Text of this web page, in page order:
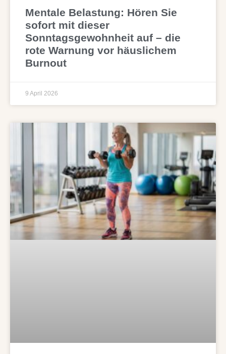
Mentale Belastung: Hören Sie
sofort mit dieser
Sonntagsgewohnheit auf – die
rote Warnung vor häuslichem
Burnout
9 April 2026